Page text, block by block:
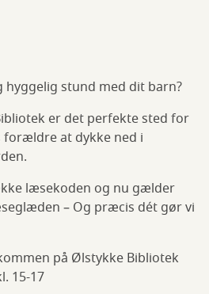
hyggelig stund med dit barn?
er det perfekte sted for
forældre at dykke ned i
læsekoden og nu gælder
– Og præcis dét gør vi
på Ølstykke Bibliotek
15-17